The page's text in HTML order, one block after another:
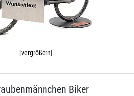
[vergrößern]
Biker